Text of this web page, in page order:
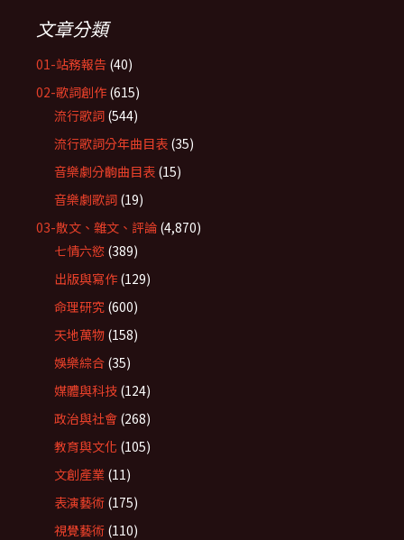
文章分類
01-站務報告 (40)
02-歌詞創作 (615)
流行歌詞 (544)
流行歌詞分年曲目表 (35)
音樂劇分齣曲目表 (15)
音樂劇歌詞 (19)
03-散文、雜文、評論 (4,870)
七情六慾 (389)
出版與寫作 (129)
命理研究 (600)
天地萬物 (158)
娛樂綜合 (35)
媒體與科技 (124)
政治與社會 (268)
教育與文化 (105)
文創產業 (11)
表演藝術 (175)
視覺藝術 (110)